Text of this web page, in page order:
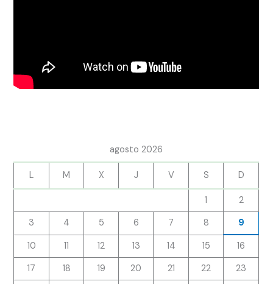
agosto 2026
L M X J V S D
1
2
3
4 5 6 7 8
9
10
11 12 13 14 15
16
17
18 19 20 21 22
23